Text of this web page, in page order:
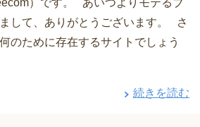
）です。 あいつよりモテるブ
して、ありがとうございます。 さ
のために存在するサイトでしょう
続きを読む